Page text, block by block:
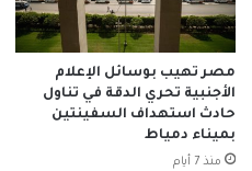
مصر تهيب بوسائل الإعلام
الأجنبية تحري الدقة في تناول
حادث استهداف السفينتين
بميناء دمياط
منذ 7 أيام